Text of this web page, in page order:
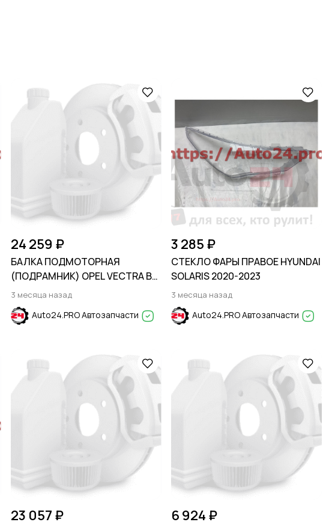
24 259 ₽
БАЛКА ПОДМОТОРНАЯ
(ПОДРАМНИК) OPEL VECTRA B
1995-1999
3 месяца назад
Auto24.PRO Автозапчасти
3 285 ₽
СТЕКЛО ФАРЫ ПРАВОЕ HYUNDAI
SOLARIS 2020-2023
3 месяца назад
Auto24.PRO Автозапчасти
23 057 ₽ 6 924 ₽